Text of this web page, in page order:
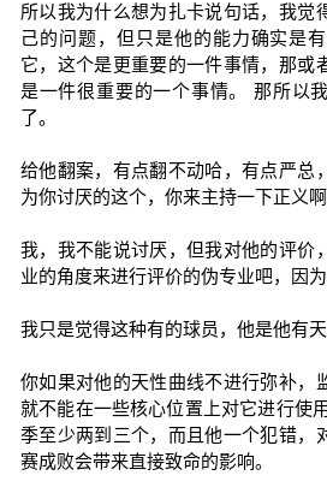
所以我为什么想为扎卡说句话，我觉
己的问题，但只是他的能力确实是
它，这个是更重要的一件事情，那或
是一件很重要的一个事情。 那所以
了。
给他翻案，有点翻不动哈，有点严总
为你讨厌的这个，你来主持一下正义啊
我，我不能说讨厌，但我对他的评价
业的角度来进行评价的伪专业吧，因为
我只是觉得这种有的球员，他是他有天
你如果对他的天性曲线不进行弥补，
就不能在一些核心位置上对它进行使
季至少两到三个，而且他一个犯错，
赛成败会带来直接致命的影响。